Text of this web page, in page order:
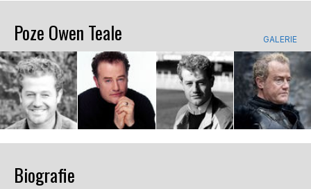
Poze Owen Teale GALERIE
Biografie